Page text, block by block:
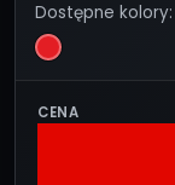
Dostępne kolory:
CENA